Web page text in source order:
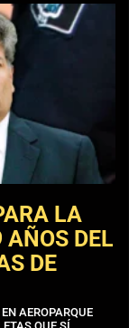
LA
DEL
DE
AEROPARQUE